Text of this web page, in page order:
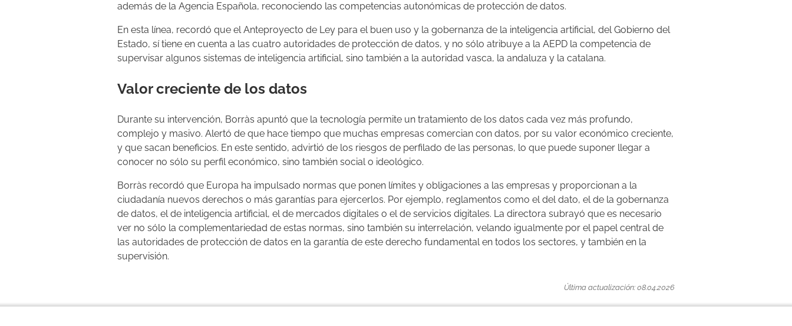
además de la Agencia Española, reconociendo las competencias autonómicas de protección de datos.
En esta línea, recordó que el Anteproyecto de Ley para el buen uso y la gobernanza de la inteligencia artificial, del Gobierno del
Estado, sí tiene en cuenta a las cuatro autoridades de protección de datos, y no sólo atribuye a la AEPD la competencia de
supervisar algunos sistemas de inteligencia artificial, sino también a la autoridad vasca, la andaluza y la catalana.
Valor creciente de los datos
Durante su intervención, Borràs apuntó que la tecnología permite un tratamiento de los datos cada vez más profundo,
complejo y masivo. Alertó de que hace tiempo que muchas empresas comercian con datos, por su valor económico creciente,
y que sacan beneficios. En este sentido, advirtió de los riesgos de perfilado de las personas, lo que puede suponer llegar a
conocer no sólo su perfil económico, sino también social o ideológico.
Borràs recordó que Europa ha impulsado normas que ponen límites y obligaciones a las empresas y proporcionan a la
ciudadanía nuevos derechos o más garantías para ejercerlos. Por ejemplo, reglamentos como el del dato, el de la gobernanza
de datos, el de inteligencia artificial, el de mercados digitales o el de servicios digitales. La directora subrayó que es necesario
ver no sólo la complementariedad de estas normas, sino también su interrelación, velando igualmente por el papel central de
las autoridades de protección de datos en la garantía de este derecho fundamental en todos los sectores, y también en la
supervisión.
Última actualización: 08.04.2026